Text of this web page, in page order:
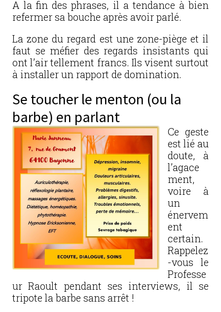
A la fin des phrases, il a tendance à bien
refermer sa bouche après avoir parlé.
La zone du regard est une zone-piège et il
faut se méfier des regards insistants qui
ont l’air tellement francs. Ils visent surtout
à installer un rapport de domination.
Se toucher le menton (ou la
barbe) en parlant
Ce geste
est lié au
doute, à
l’agace
ment,
voire à
un
énervem
ent
certain.
Rappelez
-vous le
Professe
ur Raoult pendant ses interviews, il se
tripote la barbe sans arrêt !